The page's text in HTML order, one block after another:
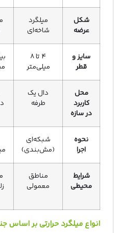
شکل
عرضه
میلگرد
شاخه‌ای
سایز و
قطر
۴ تا ۸
میلی‌متر
محل
کاربرد
در سازه
دال یک‌
طرفه
نحوه
اجرا
شبکه‌ای
(مش‌بندی)
شرایط
محیطی
مناطق
معمولی
انواع میلگرد حرارتی بر اساس